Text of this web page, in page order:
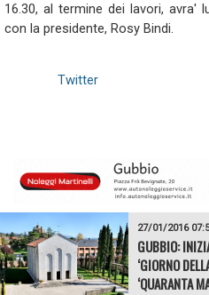
16.30, al termine dei lavori, avra'
con la presidente, Rosy Bindi.
Twitter
27/01/2016
GUBBIO:
‘GIORNO
‘QUARANTA